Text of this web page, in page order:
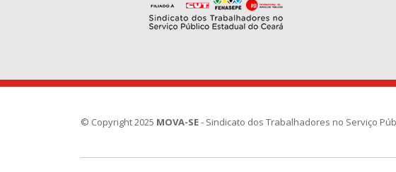
© Copyright 2025 MOVA-SE- Sindicato dos Trabalhadores no Serviço